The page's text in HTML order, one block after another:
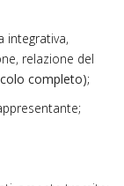
integrativa,
relazione del
completo);